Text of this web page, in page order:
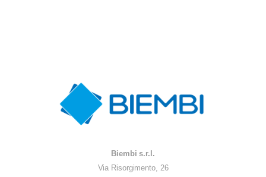
Biembi s.r.l.
Via Risorgimento, 26